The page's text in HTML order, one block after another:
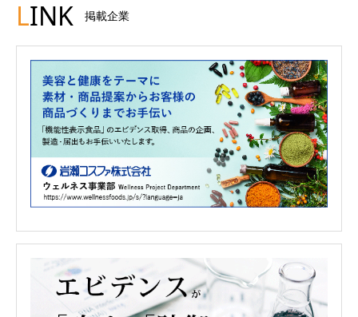
LINK 掲載企業